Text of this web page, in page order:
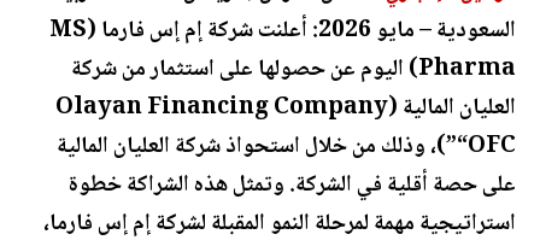
السعودية – مايو 2026: أعلنت شركة إم إس فارما (MS
Pharma) اليوم عن حصولها على استثمار من شركة
العليان المالية (Olayan Financing Company
“OFC”)، وذلك من خلال استحواذ شركة العليان المالية
على حصة أقلية في الشركة. وتمثل هذه الشراكة خطوة
استراتيجية مهمة لمرحلة النمو المقبلة لشركة إم إس فارما،